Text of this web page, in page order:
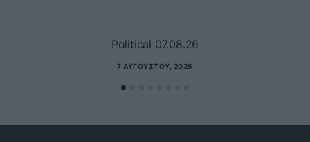
Political 07.08.26
7 ΑΥΓΟΎΣΤΟΥ, 2026